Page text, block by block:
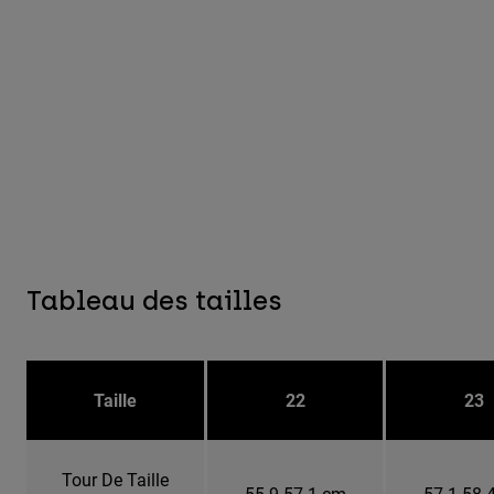
Tableau des tailles
Taille 22 23
Tour De Taille